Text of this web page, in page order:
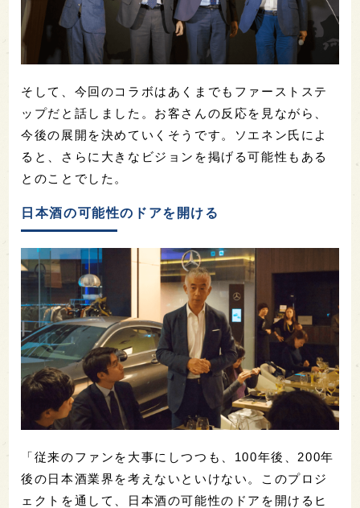
そして、今回のコラボはあくまでもファーストステ
ップだと話しました。お客さんの反応を見ながら、
今後の展開を決めていくそうです。ソエネン氏によ
ると、さらに大きなビジョンを掲げる可能性もある
とのことでした。
日本酒の可能性のドアを開ける
「従来のファンを大事にしつつも、100年後、200年
後の日本酒業界を考えないといけない。このプロジ
ェクトを通して、日本酒の可能性のドアを開けるヒ